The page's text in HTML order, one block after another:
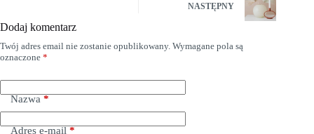
NASTĘPNY
Dodaj komentarz
Twój adres email nie zostanie opublikowany. Wymagane pola są
oznaczone *
Nazwa *
Adres e-mail *